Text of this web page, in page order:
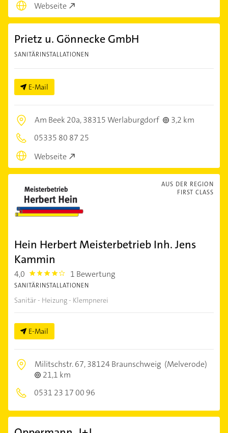
Webseite
Prietz u. Gönnecke GmbH
SANITÄRINSTALLATIONEN
E-Mail
Am Beek 20a,38315 Werlaburgdorf
3,2 km
05335 80 87 25
Webseite
AUS DER REGION
FIRST CLASS
Hein Herbert Meisterbetrieb Inh. Jens
Kammin
4,0 4.0 1 Bewertung
SANITÄRINSTALLATIONEN
Sanitär - Heizung - Klempnerei
E-Mail
Militschstr. 67,38124 Braunschweig (Melverode)
21,1 km
0531 23 17 00 96